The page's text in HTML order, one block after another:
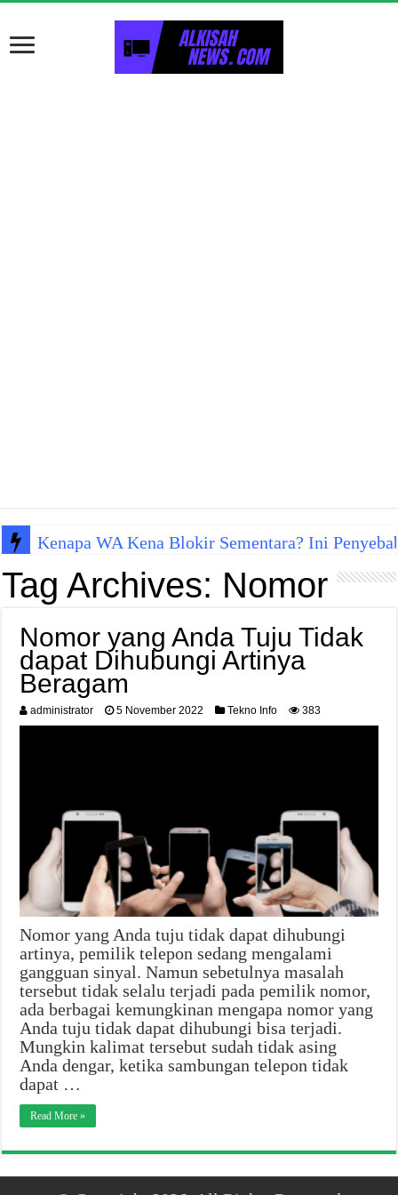
Kenapa WA Kena Blokir Sementara? Ini
Tag Archives: Nomor
Nomor yang Anda Tuju Tidak
dapat Dihubungi Artinya
Beragam
administrator 5 November 2022 Tekno Info 383
Nomor yang Anda tuju tidak dapat dihubungi
artinya, pemilik telepon sedang mengalami
gangguan sinyal. Namun sebetulnya masalah
tersebut tidak selalu terjadi pada pemilik nomor,
ada berbagai kemungkinan mengapa nomor yang
Anda tuju tidak dapat dihubungi bisa terjadi.
Mungkin kalimat tersebut sudah tidak asing
Anda dengar, ketika sambungan telepon tidak
dapat …
Read More »